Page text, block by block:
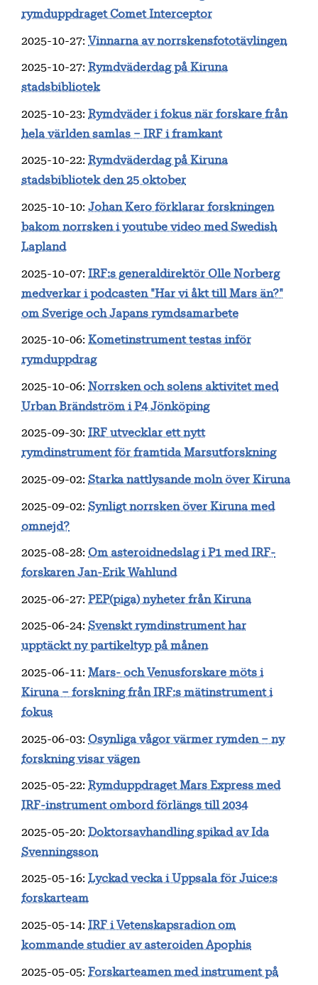
rymduppdraget Comet Interceptor
2025-10-27: Vinnarna av norrskensfototävlingen
2025-10-27: Rymdväderdag på Kiruna
stadsbibliotek
2025-10-23: Rymdväder i fokus när forskare från
hela världen samlas – IRF i framkant
2025-10-22: Rymdväderdag på Kiruna
stadsbibliotek den 25 oktober
2025-10-10: Johan Kero förklarar forskningen
bakom norrsken i youtube video med Swedish
Lapland
2025-10-07: IRF:s generaldirektör Olle Norberg
medverkar i podcasten "Har vi åkt till Mars än?"
om Sverige och Japans rymdsamarbete
2025-10-06: Kometinstrument testas inför
rymduppdrag
2025-10-06: Norrsken och solens aktivitet med
Urban Brändström i P4 Jönköping
2025-09-30: IRF utvecklar ett nytt
rymdinstrument för framtida Marsutforskning
2025-09-02: Starka nattlysande moln över Kiruna
2025-09-02: Synligt norrsken över Kiruna med
omnejd?
2025-08-28: Om asteroidnedslag i P1 med IRF-
forskaren Jan-Erik Wahlund
2025-06-27: PEP(piga) nyheter från Kiruna
2025-06-24: Svenskt rymdinstrument har
upptäckt ny partikeltyp på månen
2025-06-11 : Mars- och Venusforskare möts i
Kiruna – forskning från IRF:s mätinstrument i
fokus
2025-06-03: Osynliga vågor värmer rymden – ny
forskning visar vägen
2025-05-22: Rymduppdraget Mars Express med
IRF-instrument ombord förlängs till 2034
2025-05-20: Doktorsavhandling spikad av Ida
Svenningsson
2025-05-16: Lyckad vecka i Uppsala för Juice:s
forskarteam
2025-05-14: IRF i Vetenskapsradion om
kommande studier av asteroiden Apophis
2025-05-05: Forskarteamen med instrument på